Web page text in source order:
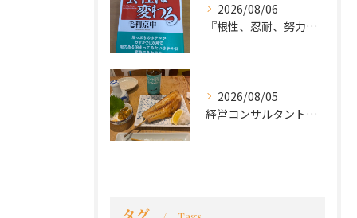
2026/08/06
『根性、忍耐、努力という言葉は死語なのか』
2026/08/05
経営コンサルタントのモーちゃん・毛利京申です。